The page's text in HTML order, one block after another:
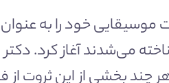
چند بخشی از این ثروت